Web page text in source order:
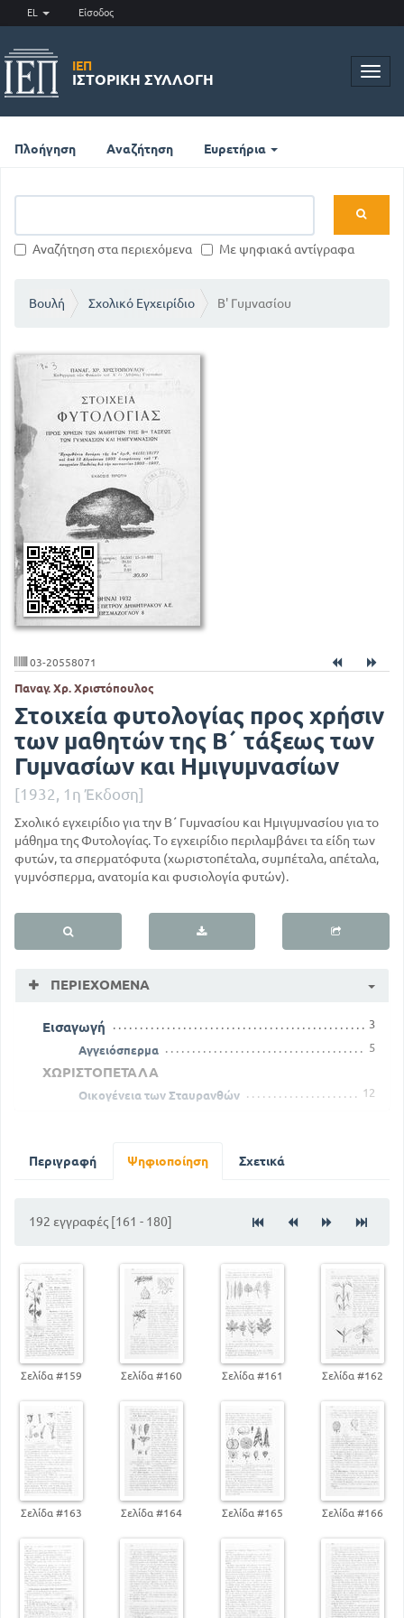
EL Είσοδος
ΙΕΠ
ΙΣΤΟΡΙΚΉ ΣΥΛΛΟΓΉ
Πλοήγηση Αναζήτηση Ευρετήρια
Αναζήτηση στα περιεχόμενα Με ψηφιακά αντίγραφα
Βουλή Σχολικό Εγχειρίδιο Β' Γυμνασίου
03-20558071
Παναγ. Χρ. Χριστόπουλος
Στοιχεία φυτολογίας προς χρήσιν
των μαθητών της Β΄ τάξεως των
Γυμνασίων και Ημιγυμνασίων
[1932, 1η Έκδοση]
Σχολικό εγχειρίδιο για την Β΄ Γυμνασίου και Ημιγυμνασίου για το
μάθημα της Φυτολογίας. Το εγχειρίδιο περιλαμβάνει τα είδη των
φυτών, τα σπερματόφυτα (χωριστοπέταλα, συμπέταλα, απέταλα,
γυμνόσπερμα, ανατομία και φυσιολογία φυτών).
ΠΕΡΙΕΧΌΜΕΝΑ
Εισαγωγή 3
Αγγειόσπερμα 5
ΧΩΡΙΣΤΟΠΕΤΑΛΑ
Οικογένεια των Σταυρανθών
12
Οικογένεια των Μυρτωδών
Οικογένεια των Ερεικωδών
52
ΑΠΕΤΑΛΑ
Οικογένεια των Πτελεωδών
71
Οκογένια των Δαφνωδών
78
Οικογένεια των Κυπελλοφόρων
81
Αγγειόσπερμα Μονοκότυλα
86
Γυμνόσπερμα
101
Γενική ταξινόμηση
123
Ανατομία των φυτών
124
Φυσιολογία των φυτών
136
Ταξιανθίες
164
Ο βίος των φυτών και η φύση
172
Περιγραφή Ψηφιοποίηση Σχετικά
192 εγγραφές [161 - 180]
Σελίδα #159 Σελίδα #160 Σελίδα #161 Σελίδα #162
Σελίδα #163 Σελίδα #164 Σελίδα #165 Σελίδα #166